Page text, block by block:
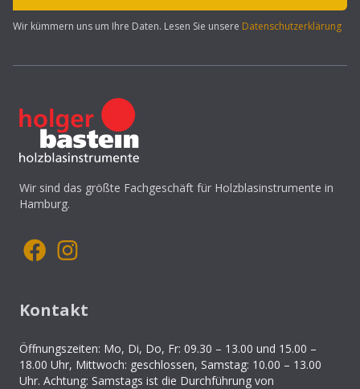
Wir kümmern uns um Ihre Daten. Lesen Sie unsere Datenschutzerklärung
Wir sind das größte Fachgeschäft für Holzblasinstrumente in
Hamburg.
Kontakt
Öffnungszeiten: Mo, Di, Do, Fr: 09.30 – 13.00 und 15.00 –
18.00 Uhr, Mittwoch: geschlossen, Samstag: 10.00 – 13.00
Uhr. Achtung: Samstags ist die Durchführung von